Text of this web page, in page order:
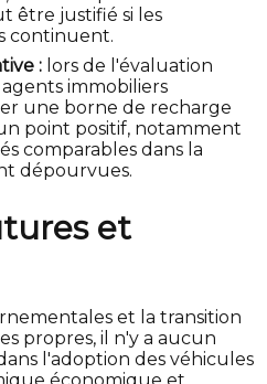
être justifié si les
continuent.
: lors de l'évaluation
immobiliers
une borne de recharge
point positif, notamment
comparables dans la
dépourvues.
et
et la transition
propres, il n'y a aucun
l'adoption des véhicules